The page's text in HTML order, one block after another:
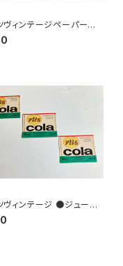
ヴィンテージペーパーコ
ー8枚組●HO
ヴィンテージ ●ジュース
3枚組●vitacolaビタコ